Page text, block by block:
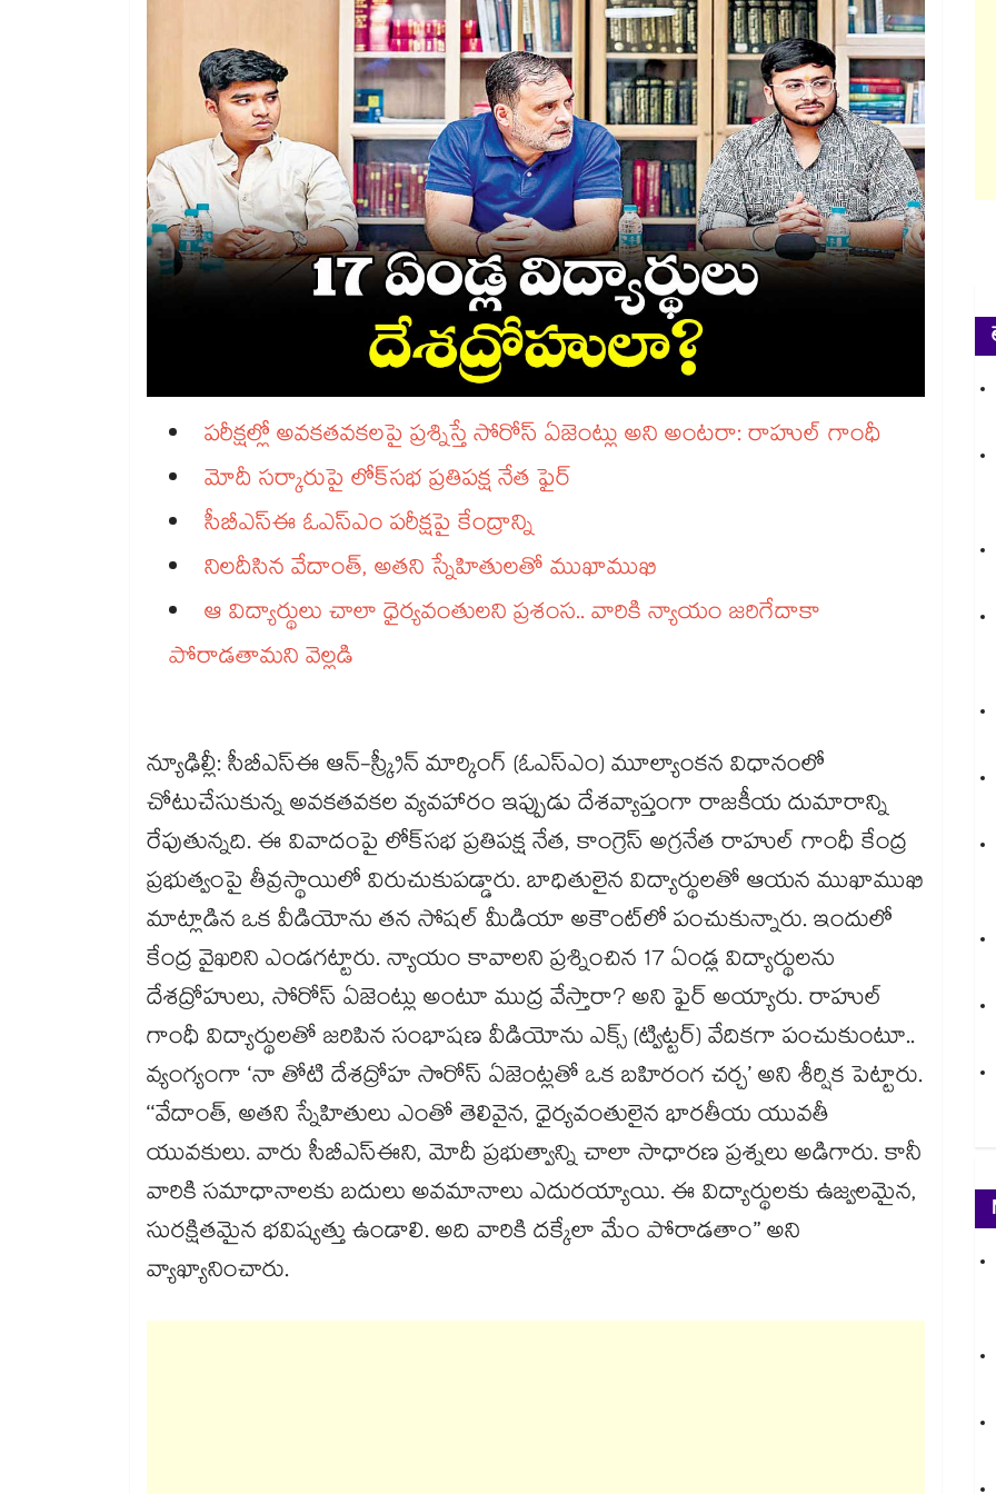
పరీక్షల్లో అవకతవకలపై ప్రశ్నిస్తే సోరోస్‌‌‌‌‌‌‌‌‌‌‌‌‌‌‌‌‌‌‌‌‌‌‌‌‌‌‌‌‌‌‌‌ ఏజెంట్లు అని అంటరా: రాహుల్​ గాంధీ
మోదీ సర్కారుపై లోక్‌‌‌‌‌‌‌‌‌‌‌‌‌‌‌‌‌‌‌‌‌‌‌‌‌‌‌‌‌‌‌‌సభ ప్రతిపక్ష నేత ఫైర్‌‌‌‌‌‌‌‌‌‌‌‌‌‌‌‌‌‌‌‌‌‌‌‌‌‌‌‌‌‌‌‌‌‌‌‌‌‌‌‌‌‌‌‌‌‌‌‌‌‌‌‌‌‌‌‌‌‌‌‌‌‌‌‌
సీబీఎస్‌‌‌‌‌‌‌‌‌‌‌‌‌‌‌‌‌‌‌‌‌‌‌‌‌‌‌‌‌‌‌‌ఈ ఓఎస్‌‌‌‌‌‌‌‌‌‌‌‌‌‌‌‌‌‌‌‌‌‌‌‌‌‌‌‌‌‌‌‌ఎం పరీక్షపై కేంద్రాన్ని
నిలదీసిన వేదాంత్, అతని స్నేహితులతో ముఖాముఖి
ఆ విద్యార్థులు చాలా ధైర్యవంతులని ప్రశంస.. వారికి న్యాయం జరిగేదాకా
పోరాడతామని వెల్లడి
న్యూఢిల్లీ: సీబీఎస్ఈ ఆన్-స్క్రీన్ మార్కింగ్ (ఓఎస్‌‌ఎం) మూల్యాంకన విధానంలో
చోటుచేసుకున్న అవకతవకల వ్యవహారం ఇప్పుడు దేశవ్యాప్తంగా రాజకీయ దుమారాన్ని
రేపుతున్నది. ఈ వివాదంపై లోక్‌‌సభ ప్రతిపక్ష నేత, కాంగ్రెస్ అగ్రనేత రాహుల్ గాంధీ కేంద్ర
ప్రభుత్వంపై తీవ్రస్థాయిలో విరుచుకుపడ్డారు. బాధితులైన విద్యార్థులతో ఆయన ముఖాముఖి
మాట్లాడిన ఒక వీడియోను తన సోషల్‌‌ మీడియా అకౌంట్‌‌లో పంచుకున్నారు. ఇందులో
కేంద్ర వైఖరిని ఎండగట్టారు. న్యాయం కావాలని ప్రశ్నించిన 17 ఏండ్ల విద్యార్థులను
దేశద్రోహులు, సోరోస్ ఏజెంట్లు అంటూ ముద్ర వేస్తారా? అని ఫైర్‌‌‌‌ అయ్యారు. రాహుల్
గాంధీ విద్యార్థులతో జరిపిన సంభాషణ వీడియోను ఎక్స్ (ట్విట్టర్) వేదికగా పంచుకుంటూ..
వ్యంగ్యంగా ‘నా తోటి దేశద్రోహ సొరోస్ ఏజెంట్లతో ఒక బహిరంగ చర్చ’ అని శీర్షిక పెట్టారు.
‘‘వేదాంత్, అతని స్నేహితులు ఎంతో తెలివైన, ధైర్యవంతులైన భారతీయ యువతీ
యువకులు. వారు సీబీఎస్ఈని, మోదీ ప్రభుత్వాన్ని చాలా సాధారణ ప్రశ్నలు అడిగారు. కానీ
వారికి సమాధానాలకు బదులు అవమానాలు ఎదురయ్యాయి. ఈ విద్యార్థులకు ఉజ్వలమైన,
సురక్షితమైన భవిష్యత్తు ఉండాలి. అది వారికి దక్కేలా మేం పోరాడతాం” అని
వ్యాఖ్యానించారు.